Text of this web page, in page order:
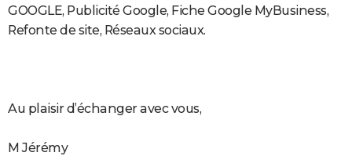
GOOGLE, Publicité Google, Fiche Google MyBusiness,
Refonte de site, Réseaux sociaux.
Au plaisir d’échanger avec vous,
M Jérémy